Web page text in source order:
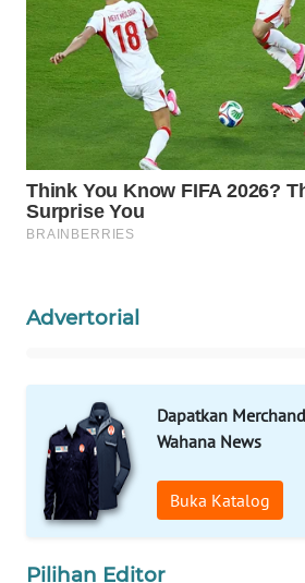
Advertorial
Dapatkan
Wahana News
Buka Katalog
Pilihan Editor
ID
WAHANANEWS
CO ID
WAHANANEWS
NET
WAHANA
WAHANA
SELEB
WAHANA
PERSONA
OTOMOTIF